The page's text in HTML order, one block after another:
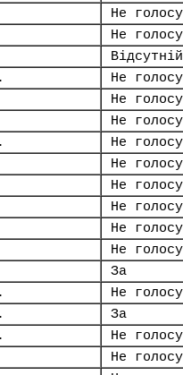
Не
Не
Відсутній
Не
Не
Не
Не
Не
Не
Не
Не
Не
За
Не
За
Не
Не